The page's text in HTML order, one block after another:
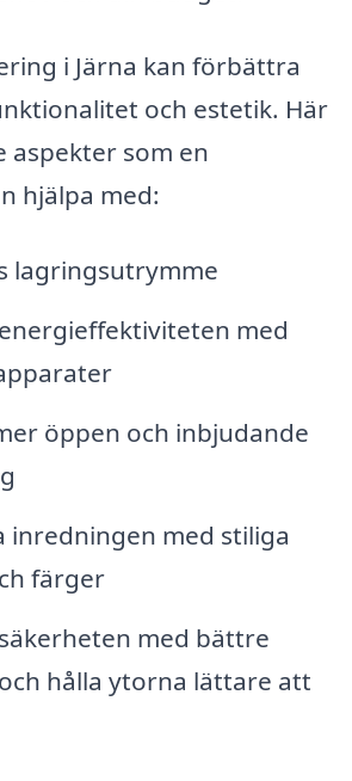
i Järna kan förbättra
och estetik. Här
aspekter som en
hjälpa med:
lagringsutrymme
med
öppen och inbjudande
inredningen med stiliga
färger
med bättre
hålla ytorna lättare att